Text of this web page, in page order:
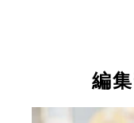
編